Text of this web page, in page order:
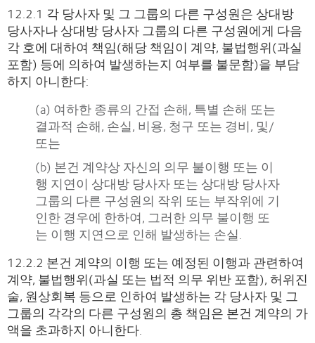
12.2.1 각 당사자 및 그 그룹의 다른 구성원은 상대방
당사자나 상대방 당사자 그룹의 다른 구성원에게 다음
각 호에 대하여 책임(해당 책임이 계약, 불법행위(과실
포함) 등에 의하여 발생하는지 여부를 불문함)을 부담
하지 아니한다:
(a) 여하한 종류의 간접 손해, 특별 손해 또는
결과적 손해, 손실, 비용, 청구 또는 경비, 및/
또는
(b) 본건 계약상 자신의 의무 불이행 또는 이
행 지연이 상대방 당사자 또는 상대방 당사자
그룹의 다른 구성원의 작위 또는 부작위에 기
인한 경우에 한하여, 그러한 의무 불이행 또
는 이행 지연으로 인해 발생하는 손실.
12.2.2 본건 계약의 이행 또는 예정된 이행과 관련하여
계약, 불법행위(과실 또는 법적 의무 위반 포함), 허위진
술, 원상회복 등으로 인하여 발생하는 각 당사자 및 그
그룹의 각각의 다른 구성원의 총 책임은 본건 계약의 가
액을 초과하지 아니한다.